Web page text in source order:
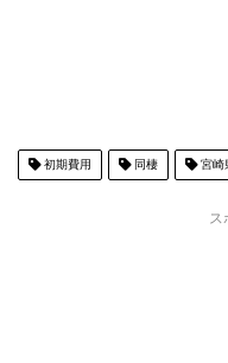
初期費用 同棲 宮崎
ス